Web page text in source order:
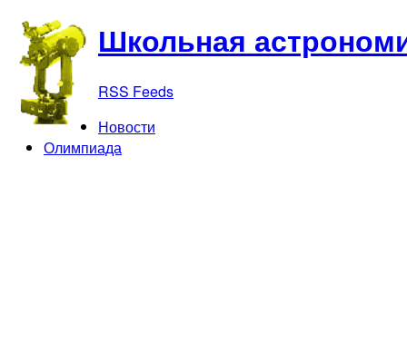
Школьная
RSS Feeds
Новости
Олимпиада